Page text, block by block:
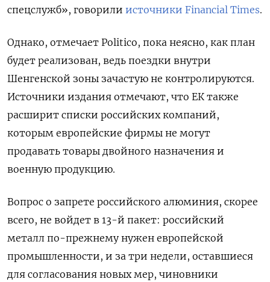
спецслужб», говорили источники Financial Times.
Однако, отмечает Politico, пока неясно, как план
будет реализован, ведь поездки внутри
Шенгенской зоны зачастую не контролируются.
Источники издания отмечают, что ЕК также
расширит списки российских компаний,
которым европейские фирмы не могут
продавать товары двойного назначения и
военную продукцию.
Вопрос о запрете российского алюминия, скорее
всего, не войдет в 13-й пакет: российский
металл по-прежнему нужен европейской
промышленности, и за три недели, оставшиеся
для согласования новых мер, чиновники